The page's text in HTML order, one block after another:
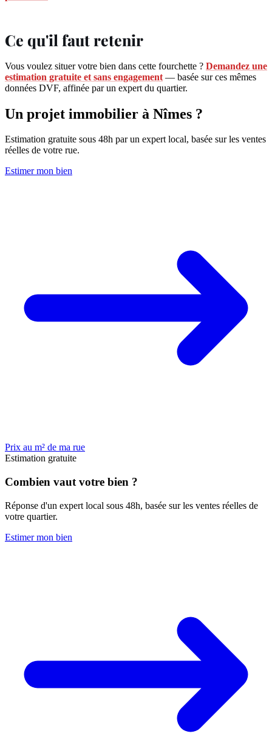
Ce qu'il faut retenir
Vous voulez situer votre bien dans cette fourchette ? Demandez une
estimation gratuite et sans engagement — basée sur ces mêmes
données DVF, affinée par un expert du quartier.
Un projet immobilier à Nîmes ?
Estimation gratuite sous 48h par un expert local, basée sur les ventes
réelles de votre rue.
Estimer mon bien
Prix au m² de ma rue
Estimation gratuite
Combien vaut votre bien ?
Réponse d'un expert local sous 48h, basée sur les ventes réelles de
votre quartier.
Estimer mon bien